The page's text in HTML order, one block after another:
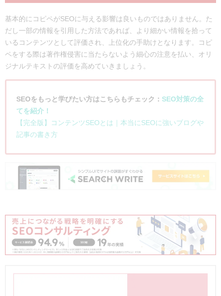
基本的にコピペがSEOに与える影響は良いものではありません。た
だし一部の情報を引用した方法であれば、より細かい情報を拾って
いるコンテンツとして評価され、上位化の手助けとなります。コピ
ペをする際は著作権侵害に当たらないよう細心の注意を払い、オリ
ジナルテキストの評価を高めていきましょう。
SEOをもっと学びたい方はこちらもチェック： SEO対策の全
てを紹介！
【完全版】コンテンツSEOとは｜本当にSEOに強いブログや
記事の書き方